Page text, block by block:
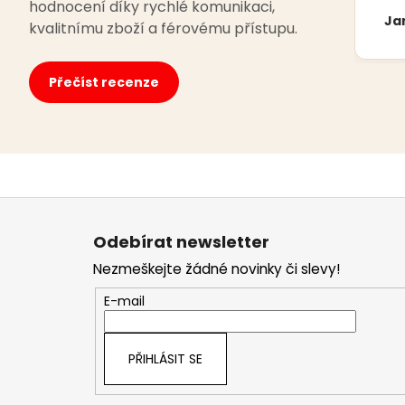
hodnocení díky rychlé komunikaci,
kvalitnímu zboží a férovému přístupu.
Přečíst recenze
Z
Odebírat newsletter
Nezmeškejte žádné novinky či slevy!
E-mail
PŘIHLÁSIT SE